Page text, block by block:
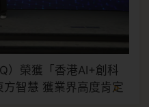
）榮獲「香港AI+創科
智慧 獲業界高度肯定
>